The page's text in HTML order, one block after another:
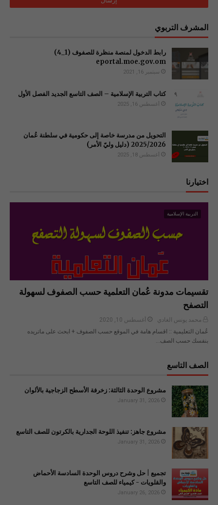
المشرف التربوي
رابط الدخول لمنصة منظرة للصفوف (1_4)
سبتمبر 16, 2021
كتاب التربية الإسلامية – الصف التاسع الجديد الفصل الأول
أغسطس 16, 2025
التحويل من مدرسة خاصة إلى حكومية في سلطنة عُمان
2025/2026 (دليل وليّ الأمر)
أغسطس 18, 2025
اختيارنا
التربية الإسلامية
تقسيمات مدونة عُمان التعلمية حسب الصفوف لسهولة
التصفح
محمد يونس الغادي
أغسطس 10, 2020
عُمان التعليمية :: اقسام هامة في الموقع حسب الصفوف + ابحث على ماتريده
بنفسك حسب الصف…
الصف التاسع
مشروع الوحدة الثالثة: زخرفة الأسطح الزجاجية بالألوان
January 31, 2026
مشروع جاهز: تنفيذ اللوحة الجدارية بالكرتون للصف التاسع
January 31, 2026
تجميع | حل وشرح دروس الوحدة السادسة الأحماض
والقلويات - كيمياء للصف التاسع
January 26, 2026